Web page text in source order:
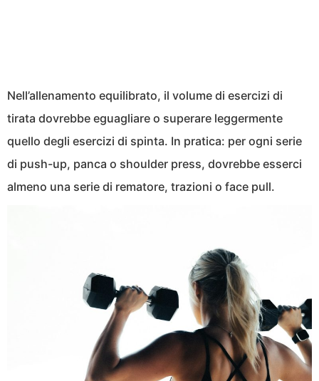
Nell’allenamento equilibrato, il volume di esercizi di
tirata dovrebbe eguagliare o superare leggermente
quello degli esercizi di spinta. In pratica: per ogni serie
di push-up, panca o shoulder press, dovrebbe esserci
almeno una serie di rematore, trazioni o face pull.